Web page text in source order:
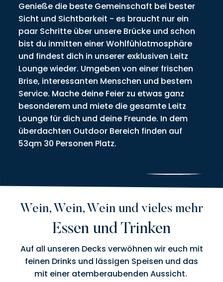
Genieße die beste Gemeinschaft bei bester
Sicht und Sichtbarkeit - es braucht nur ein
paar Schritte über unsere Brücke und schon
bist du inmitten einer Wohlfühlatmosphäre
und findest dich in unserer exklusiven Leitz
Lounge wieder. Umgeben von einer frischen
Brise, interessanten Menschen und bestem
Service. Mache deine Feier zu etwas ganz
besonderem und miete die gesamte Leitz
Lounge für dich und deine Freunde. In dem
überdachten Outdoor Bereich finden auf
53qm 30 Personen Platz.
Wein, Wein, Wein und vieles mehr
Essen und Trinken
Auf all unseren Decks verwöhnen wir euch mit
feinen Drinks und lässigen Speisen und das
mit einer atemberaubenden Aussicht.